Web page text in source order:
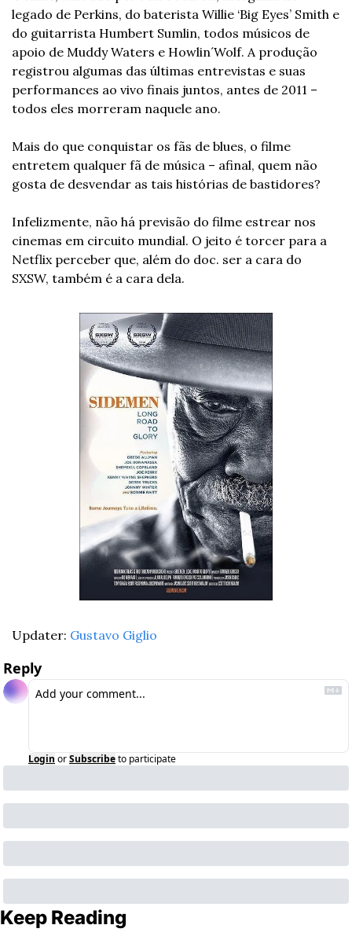
legado de Perkins, do baterista Willie ‘Big Eyes’ Smith e
do guitarrista Humbert Sumlin, todos músicos de
apoio de Muddy Waters e Howlin´Wolf. A produção
registrou algumas das últimas entrevistas e suas
performances ao vivo finais juntos, antes de 2011 –
todos eles morreram naquele ano.
Mais do que conquistar os fãs de blues, o filme
entretem qualquer fã de música – afinal, quem não
gosta de desvendar as tais histórias de bastidores?
Infelizmente, não há previsão do filme estrear nos
cinemas em circuito mundial. O jeito é torcer para a
Netflix perceber que, além do doc. ser a cara do
SXSW, também é a cara dela.
Updater: Gustavo Giglio
Reply
Login orSubscribeto participate
Keep Reading